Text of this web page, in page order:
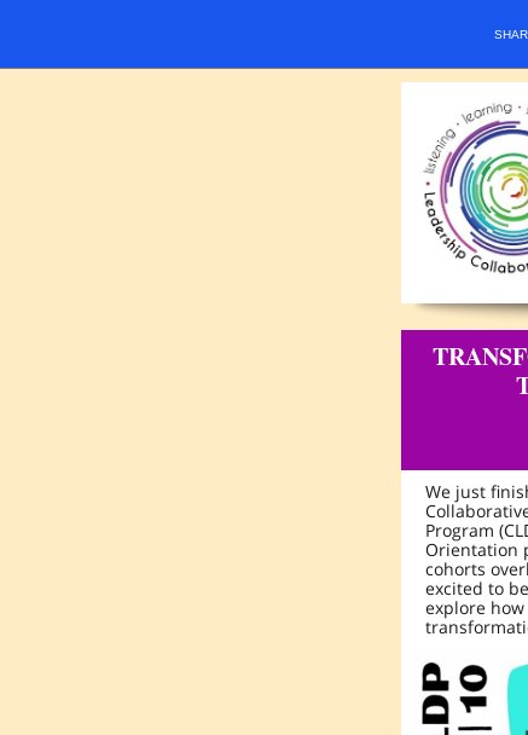
We just
Program
Orientation
cohorts
excited to
explore